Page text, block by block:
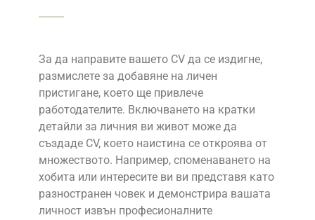
За да направите вашето CV да се издигне,
размислете за добавяне на личен
пристигане, което ще привлече
работодателите. Включването на кратки
детайли за личния ви живот може да
създаде CV, което наистина се откроява от
множеството. Например, споменаването на
хобита или интересите ви ви представя като
разностранен човек и демонстрира вашата
личност извън професионалните